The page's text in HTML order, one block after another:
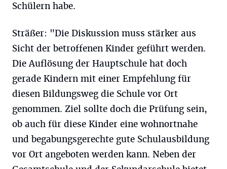
Schülern habe.
Sträßer: "Die Diskussion muss stärker aus
Sicht der betroffenen Kinder geführt werden.
Die Auflösung der Hauptschule hat doch
gerade Kindern mit einer Empfehlung für
diesen Bildungsweg die Schule vor Ort
genommen. Ziel sollte doch die Prüfung sein,
ob auch für diese Kinder eine wohnortnahe
und begabungsgerechte gute Schulausbildung
vor Ort angeboten werden kann. Neben der